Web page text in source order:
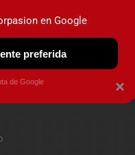
OBSERVATORIO
×
en Google
preferida
de Google